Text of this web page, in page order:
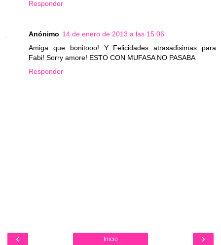
Responder
Anónimo 14 de enero de 2013 a las 15:06
Amiga que bonitooo! Y Felicidades atrasadisimas para
Fabi! Sorry amore! ESTO CON MUFASA NO PASABA
Responder
‹ ›
Inicio